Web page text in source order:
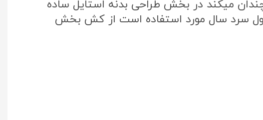
میکند در بخش طراحی بدنه استایل ساده
سرد سال مورد استفاده است از کش بخش